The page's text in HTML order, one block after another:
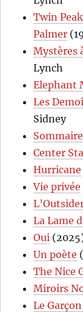
Twin
Palmer
Mystères
Lynch
Elephant
Les
Sidney
Center
Hurricane
Vie privée
La Lame
Oui
Un poète
The Nice
Miroirs
Le